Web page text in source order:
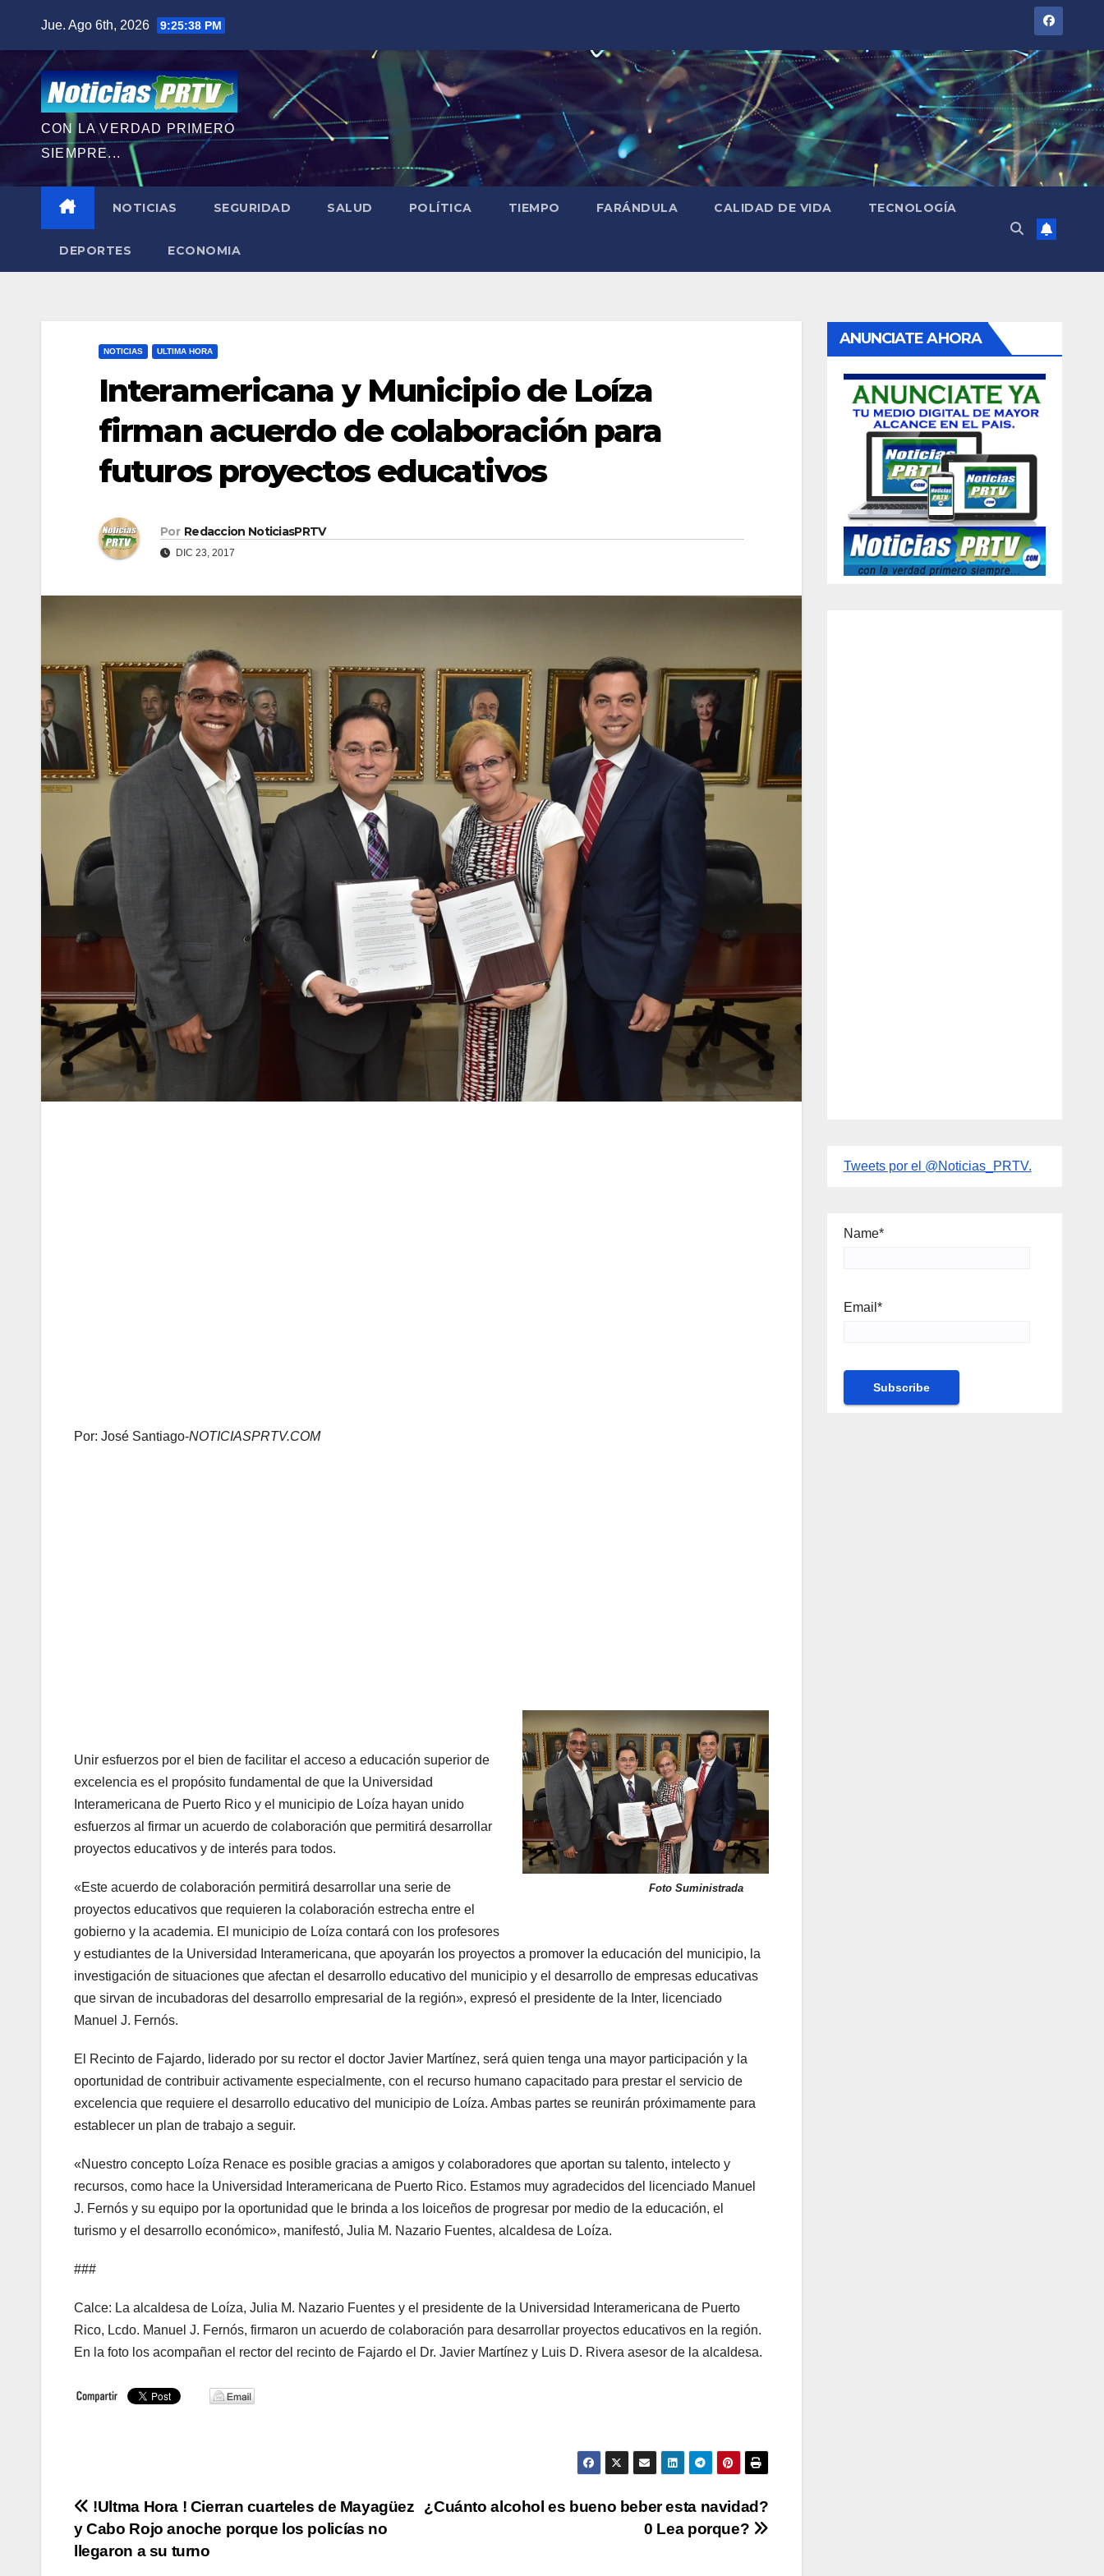
contenido
Jue. Ago 6th, 2026 9:25:39 PM
CON LA VERDAD PRIMERO
SIEMPRE...
NOTICIAS SEGURIDAD SALUD POLÍTICA TIEMPO FARÁNDULA CALIDAD DE VIDA TECNOLOGÍA
DEPORTES ECONOMIA
NOTICIAS ULTIMA HORA
Interamericana y Municipio de Loíza
firman acuerdo de colaboración para
futuros proyectos educativos
Por Redaccion NoticiasPRTV
DIC 23, 2017
Por: José Santiago-NOTICIASPRTV.COM
Foto Suministrada
Unir esfuerzos por el bien de facilitar el acceso a educación superior de
excelencia es el propósito fundamental de que la Universidad
Interamericana de Puerto Rico y el municipio de Loíza hayan unido
esfuerzos al firmar un acuerdo de colaboración que permitirá desarrollar
proyectos educativos y de interés para todos.
«Este acuerdo de colaboración permitirá desarrollar una serie de
proyectos educativos que requieren la colaboración estrecha entre el
gobierno y la academia. El municipio de Loíza contará con los profesores
y estudiantes de la Universidad Interamericana, que apoyarán los proyectos a promover la educación del municipio, la
investigación de situaciones que afectan el desarrollo educativo del municipio y el desarrollo de empresas educativas
que sirvan de incubadoras del desarrollo empresarial de la región», expresó el presidente de la Inter, licenciado
Manuel J. Fernós.
El Recinto de Fajardo, liderado por su rector el doctor Javier Martínez, será quien tenga una mayor participación y la
oportunidad de contribuir activamente especialmente, con el recurso humano capacitado para prestar el servicio de
excelencia que requiere el desarrollo educativo del municipio de Loíza. Ambas partes se reunirán próximamente para
establecer un plan de trabajo a seguir.
«Nuestro concepto Loíza Renace es posible gracias a amigos y colaboradores que aportan su talento, intelecto y
recursos, como hace la Universidad Interamericana de Puerto Rico. Estamos muy agradecidos del licenciado Manuel
J. Fernós y su equipo por la oportunidad que le brinda a los loiceños de progresar por medio de la educación, el
turismo y el desarrollo económico», manifestó, Julia M. Nazario Fuentes, alcaldesa de Loíza.
###
Calce: La alcaldesa de Loíza, Julia M. Nazario Fuentes y el presidente de la Universidad Interamericana de Puerto
Rico, Lcdo. Manuel J. Fernós, firmaron un acuerdo de colaboración para desarrollar proyectos educativos en la región.
En la foto los acompañan el rector del recinto de Fajardo el Dr. Javier Martínez y Luis D. Rivera asesor de la alcaldesa.
Navegación
de
¿Cuánto alcohol es bueno beber esta navidad?
0 Lea porque?
!Ultma Hora ! Cierran cuarteles de Mayagüez
y Cabo Rojo anoche porque los policías no
llegaron a su turno
ANUNCIATE AHORA
Tweets por el @Noticias_PRTV.
Name*
Email*